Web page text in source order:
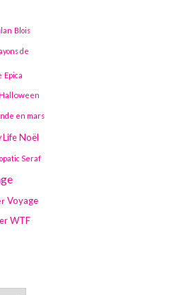
Blois
de
Epica
en mars
LifeNoël
Seraf
Voyage
WTF